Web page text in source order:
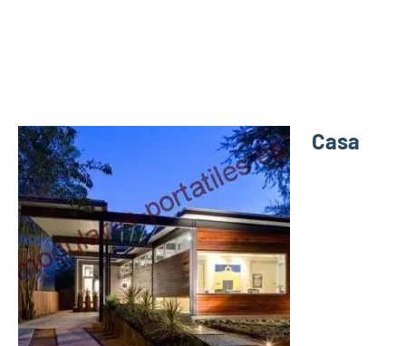
Casa